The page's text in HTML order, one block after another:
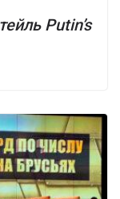
Putin’s